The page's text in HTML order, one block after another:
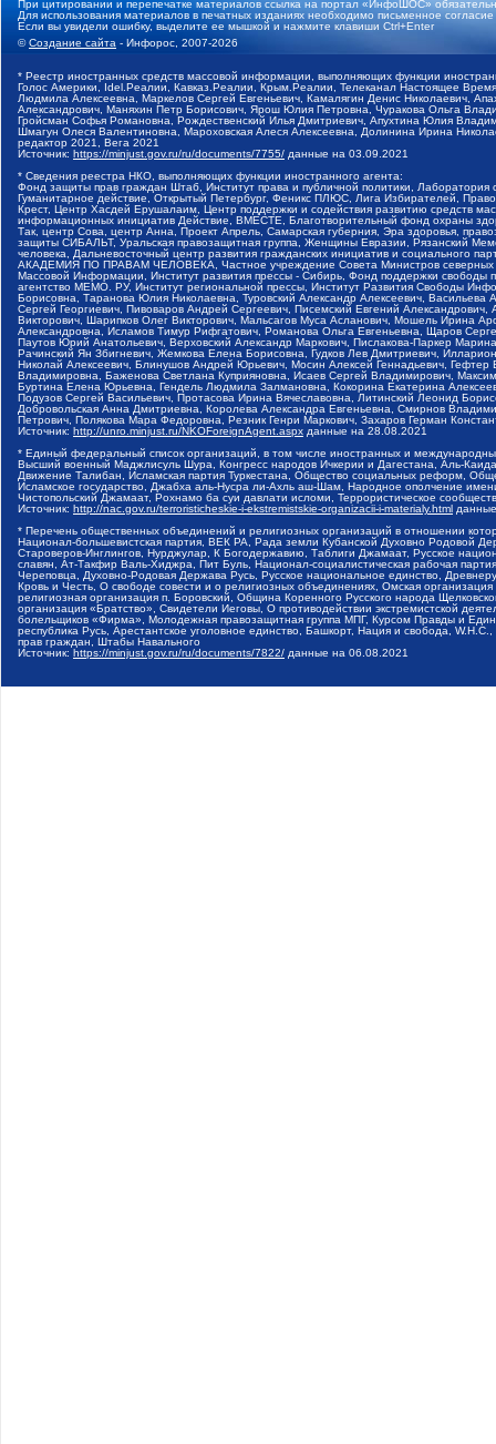
При цитировании и перепечатке материалов ссылка на портал «ИнфоШОС»
Для использования материалов в печатных изданиях необходимо письменное
Если вы увидели ошибку, выделите ее мышкой и нажмите клавиши Ctrl+Enter
©Создание сайта - Инфорос, 2007-2026
* Реестр иностранных средств массовой информации, выполняющих функции
Голос Америки, Idel.Реалии, Кавказ.Реалии, Крым.Реалии, Телеканал Настоящее
Людмила Алексеевна, Маркелов Сергей Евгеньевич, Камалягин Денис Николаевич,
Александрович, Маняхин Петр Борисович, Ярош Юлия Петровна, Чуракова Ольга
Гройсман Софья Романовна, Рождественский Илья Дмитриевич, Апухтина Юлия
Шмагун Олеся Валентиновна, Мароховская Алеся Алексеевна, Долинина Ирина
редактор 2021, Вега 2021
Источник: https://minjust.gov.ru/ru/documents/7755/ данные на 03.09.2021
* Сведения реестра НКО, выполняющих функции иностранного агента:
Фонд защиты прав граждан Штаб, Институт права и публичной политики,
Гуманитарное действие, Открытый Петербург, Феникс ПЛЮС, Лига Избирателей,
Крест, Центр Хасдей Ерушалаим, Центр поддержки и содействия развитию средств
информационных инициатив Действие, ВМЕСТЕ, Благотворительный фонд охраны
Так, центр Сова, центр Анна, Проект Апрель, Самарская губерния, Эра здоровья,
защиты СИБАЛЬТ, Уральская правозащитная группа, Женщины Евразии, Рязанский
человека, Дальневосточный центр развития гражданских инициатив и социального
АКАДЕМИЯ ПО ПРАВАМ ЧЕЛОВЕКА, Частное учреждение Совета Министров северных
Массовой Информации, Институт развития прессы - Сибирь, Фонд поддержки
агентство МЕМО. РУ, Институт региональной прессы, Институт Развития Свободы
Борисовна, Таранова Юлия Николаевна, Туровский Александр Алексеевич,
Сергей Георгиевич, Пивоваров Андрей Сергеевич, Писемский Евгений
Викторович, Шарипков Олег Викторович, Мальсагов Муса Асланович, Мошель Ирина
Александровна, Исламов Тимур Рифгатович, Романова Ольга Евгеньевна, Щаров
Паутов Юрий Анатольевич, Верховский Александр Маркович, Пислакова-Паркер
Рачинский Ян Збигневич, Жемкова Елена Борисовна, Гудков Лев Дмитриевич,
Николай Алексеевич, Блинушов Андрей Юрьевич, Мосин Алексей Геннадьевич,
Владимировна, Баженова Светлана Куприяновна, Исаев Сергей Владимирович,
Буртина Елена Юрьевна, Гендель Людмила Залмановна, Кокорина Екатерина
Подузов Сергей Васильевич, Протасова Ирина Вячеславовна, Литинский Леонид
Добровольская Анна Дмитриевна, Королева Александра Евгеньевна, Смирнов
Петрович, Полякова Мара Федоровна, Резник Генри Маркович, Захаров Герман
Источник: http://unro.minjust.ru/NKOForeignAgent.aspx данные на 28.08.2021
* Единый федеральный список организаций, в том числе иностранных и
Высший военный Маджлисуль Шура, Конгресс народов Ичкерии и Дагестана, Аль-
Движение Талибан, Исламская партия Туркестана, Общество социальных реформ,
Исламское государство, Джабха аль-Нусра ли-Ахль аш-Шам, Народное ополчение
Чистопольский Джамаат, Рохнамо ба суи давлати исломи, Террористическое
Источник: http://nac.gov.ru/terroristicheskie-i-ekstremistskie-organizacii-i-materialy.html
* Перечень общественных объединений и религиозных организаций в отношении
Национал-большевистская партия, ВЕК РА, Рада земли Кубанской Духовно Родовой
Староверов-Инглингов, Нурджулар, К Богодержавию, Таблиги Джамаат, Русское
славян, Ат-Такфир Валь-Хиджра, Пит Буль, Национал-социалистическая рабочая
Череповца, Духовно-Родовая Держава Русь, Русское национальное единство,
Кровь и Честь, О свободе совести и о религиозных объединениях, Омская
религиозная организация п. Боровский, Община Коренного Русского народа
организация «Братство», Свидетели Иеговы, О противодействии экстремистской
болельщиков «Фирма», Молодежная правозащитная группа МПГ, Курсом Правды и
республика Русь, Арестантское уголовное единство, Башкорт, Нация и свобода,
прав граждан, Штабы Навального
Источник: https://minjust.gov.ru/ru/documents/7822/ данные на 06.08.2021